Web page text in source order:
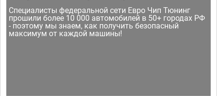
Специалисты федеральной сети Евро Чип Тюнинг
прошили более 10 000 автомобилей в 50+ городах РФ
- поэтому мы знаем, как получить безопасный
максимум от каждой машины!